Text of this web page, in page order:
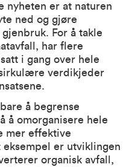
nyheten er at naturen
ned og gjøre
For å takle
har flere
i gang over hele
verdikjeder
å begrense
å omorganisere hele
mer effektive
eksempel er utviklingen
organisk avfall,